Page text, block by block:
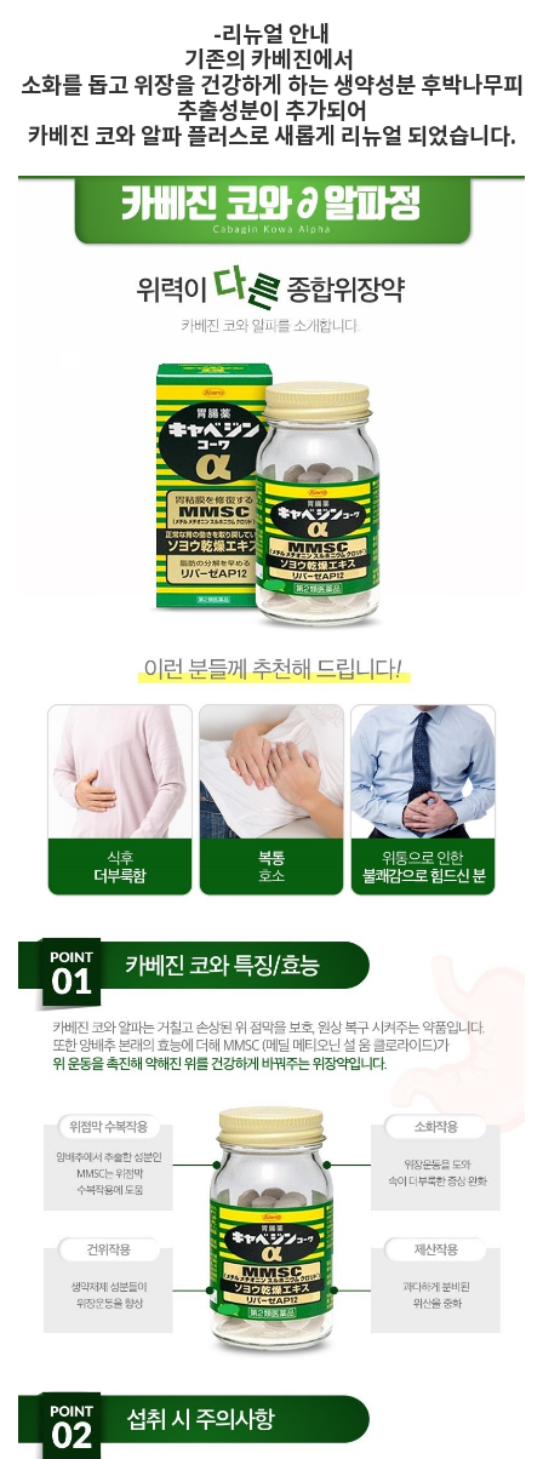
-리뉴얼 안내
기존의 카베진에서
소화를 돕고 위장을 건강하게 하는 생약성분 후박나무피
추출성분이 추가되어
카베진 코와 알파 플러스로 새롭게 리뉴얼 되었습니다.